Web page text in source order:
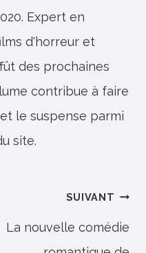
Expert en
d'horreur et
des prochaines
contribue à faire
le suspense parmi
site.
SUIVANT
La nouvelle comédie